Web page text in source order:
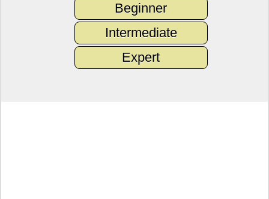
Beginner
Intermediate
Expert